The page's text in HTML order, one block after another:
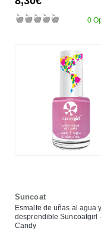
0
Suncoat
Esmalte de uñas al agua y
desprendible Suncoatgirl
Candy